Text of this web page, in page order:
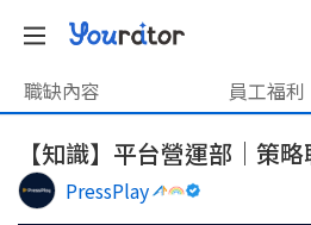
職缺內容 員工福利
PressPlay